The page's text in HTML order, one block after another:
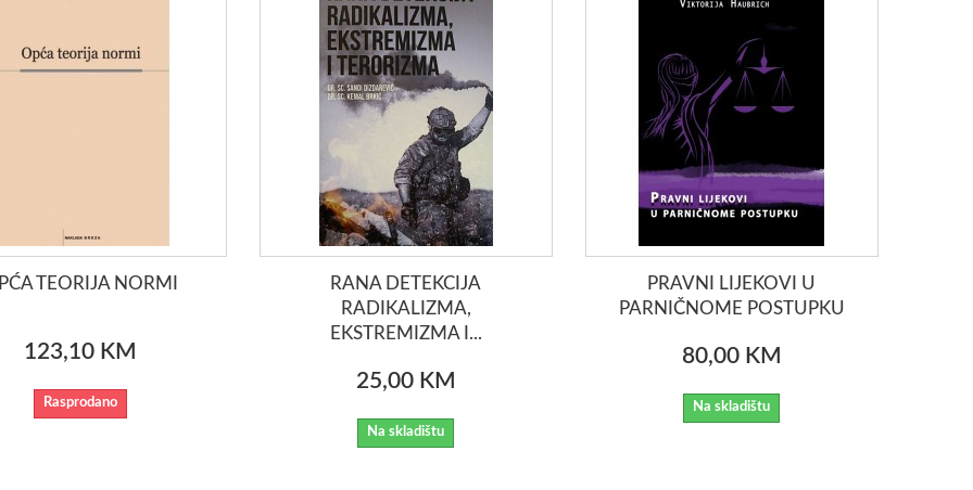
TEORIJA NORMI
123,10 KM
Rasprodano
RANA DETEKCIJA
RADIKALIZMA,
EKSTREMIZMA I...
25,00 KM
Na skladištu
PRAVNI LIJEKOVI U
PARNIČNOME POSTUPKU
80,00 KM
Na skladištu